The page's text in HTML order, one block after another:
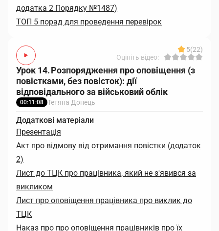
додатка 2 Порядку №1487)
ТОП 5 порад для проведення перевірок
5(22)
Оцініть відео:
Урок 14. Розпорядження про оповіщення (з
повістками, без повісток): дії
відповідального за військовий облік
00:11:08 Тетяна Донець
Додаткові матеріали
Презентація
Акт про відмову від отримання повістки (додаток
2)
Лист до ТЦК про працівника, який не з'явився за
викликом
Лист про оповіщення працівника про виклик до
ТЦК
Наказ про про оповіщення працівників про їх